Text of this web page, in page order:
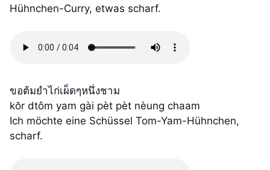
Hühnchen-Curry, etwas scharf.
ขอต้มยำไก่เผ็ดๆหนึ่งชาม
kŏr dtôm yam gài pèt pèt nèung chaam
Ich möchte eine Schüssel Tom-Yam-Hühnchen,
scharf.